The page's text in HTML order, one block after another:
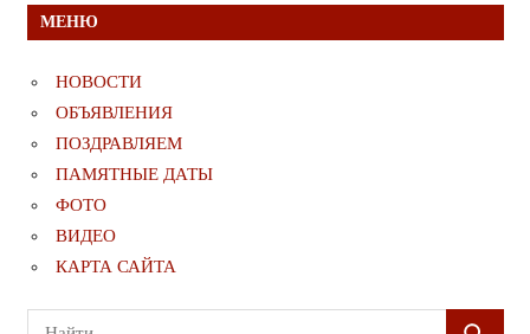
МЕНЮ
НОВОСТИ
ОБЪЯВЛЕНИЯ
ПОЗДРАВЛЯЕМ
ПАМЯТНЫЕ ДАТЫ
ФОТО
ВИДЕО
КАРТА САЙТА
Поиск